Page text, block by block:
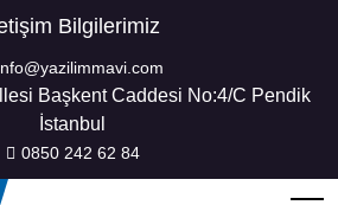
Bilgilerimiz
Başkent Caddesi No:4/C Pendik
İstanbul
0850 242 62 84